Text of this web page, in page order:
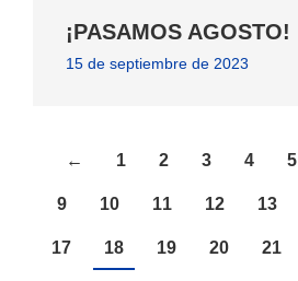
¡PASAMOS AGOSTO!
15 de septiembre de 2023
← 1 2 3 4 5
9 10 11 12 13
17 18 19 20 21